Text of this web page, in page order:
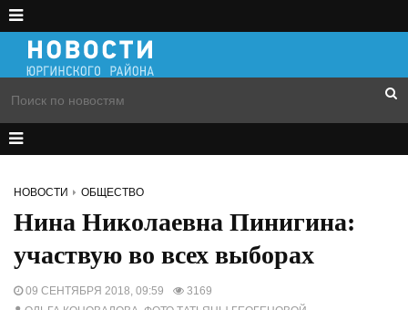
НОВОСТИ ОБЩЕСТВО
Нина Николаевна Пинигина:
участвую во всех выборах
09 СЕНТЯБРЯ 2018, 09:59
3169